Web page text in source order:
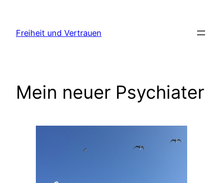
springen
Freiheit und Vertrauen
Mein neuer Psychiater